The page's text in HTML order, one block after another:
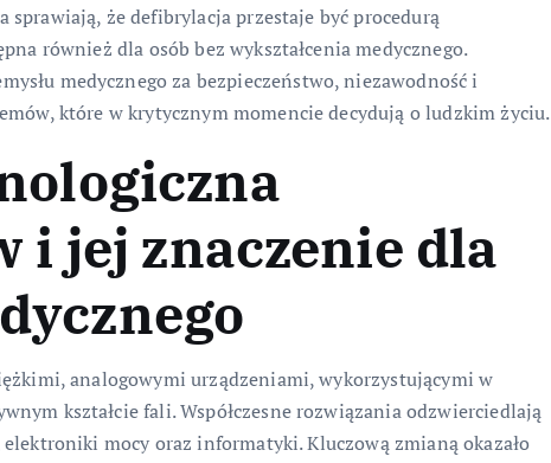
że defibrylacja przestaje być procedurą
również dla osób bez wykształcenia medycznego.
medycznego za bezpieczeństwo, niezawodność i
które w krytycznym momencie decydują o ludzkim życiu.
jej znaczenie dla
analogowymi urządzeniami, wykorzystującymi w
kształcie fali. Współczesne rozwiązania odzwierciedlają
mocy oraz informatyki. Kluczową zmianą okazało